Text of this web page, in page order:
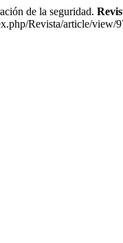
de la seguridad.
Revista/article/view/